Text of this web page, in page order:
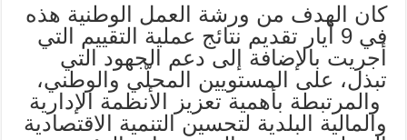
كان الهدف من ورشة العمل الوطنية هذه
في 9 أيار تقديم نتائج عملية التقييم التي
أجريت بالإضافة إلى دعم الجهود التي
تبذل، على المستويين المحلّي والوطني،
والمرتبطة بأهمية تعزيز الأنظمة الإدارية
والمالية البلدية لتحسين التنمية الاقتصادية